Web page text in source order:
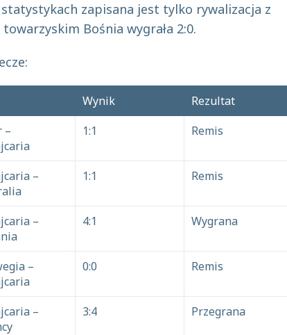
zapisana jest tylko rywalizacja z
Bośnia wygrała 2:0.
Wynik
Rezultat
–
1:1 Remis
–
1:1 Remis
–
4:1 Wygrana
–
0:0 Remis
–
3:4 Przegrana